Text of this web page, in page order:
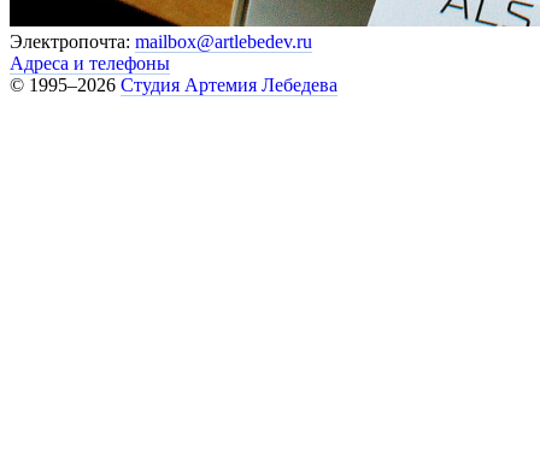
Электропочта: mailbox@artlebedev.ru
Адреса и телефоны
© 1995–2026 Студия Артемия Лебедева